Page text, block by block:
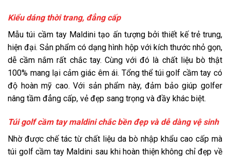
Kiểu dáng thời trang, đẳng cấp
Mẫu túi cầm tay Maldini tạo ấn tượng bởi thiết kế trẻ trung,
hiện đại. Sản phẩm có dạng hình hộp với kích thước nhỏ gọn,
dễ cầm nắm rất chắc tay. Cùng với đó là chất liệu bò thật
100% mang lại cảm giác êm ái. Tổng thể túi golf cầm tay có
độ hoàn mỹ cao. Với sản phẩm này, đảm bảo giúp golfer
nâng tầm đẳng cấp, vẻ đẹp sang trọng và đầy khác biệt.
Túi golf cầm tay maldini chắc bền đẹp và dễ dàng vệ sinh
Nhờ được chế tác từ chất liệu da bò nhập khẩu cao cấp mà
túi golf cầm tay Maldini sau khi hoàn thiện không chỉ đẹp về